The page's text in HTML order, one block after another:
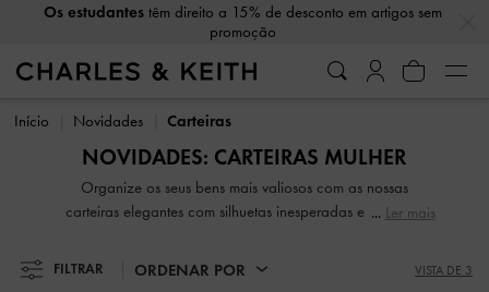
Os estudantestêm direito a 15% de desconto em artigos sem
promoção
Os estudantes
têm direito a 15% de desconto em artigos sem
Início
Novidades Carteiras
NOVIDADES: CARTEIRAS MULHER
Organize os seus bens mais valiosos com as nossas
carteiras elegantes com silhuetas inesperadas e alças de
Ler mais
FILTRAR ORDENAR POR VISTA DE 3